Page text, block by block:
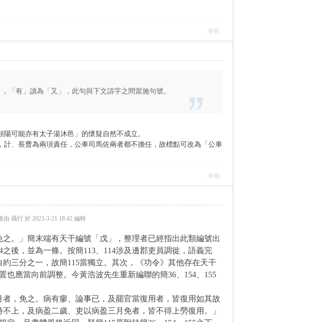
舉報
「有」讀為「又」，此句與下文請字之間當施句號。
可能亦有太子湯沐邑」的懷疑自然不成立。
、長曹為兩項責任，公車司馬佐兩者都不擔任，故標點可改為「公車
舉報
由 鴈行 於 2023-3-21 18:42 編輯
。」簡末端有天干編號「戊」，整理者已經指出此類編號出
後，並為一條。按簡113、114涉及邊郡吏員調徙，語義完
三分之一，故簡115當獨立。其次，《功令》其他存在天干
也應當向前調整。今黃浩波先生重新編聯的簡36、154、155
者，免之。病有瘳、論事已，及罷官當復用者，皆復用如其故
上，及病盈二歲、吏以病盈三月免者，皆不得上勞復用。」